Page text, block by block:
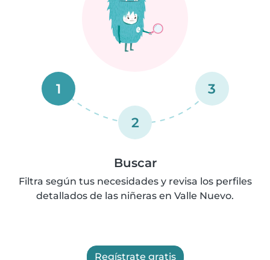
1
2
3
Buscar
Filtra según tus necesidades y revisa los perfiles
detallados de las niñeras en Valle Nuevo.
Regístrate gratis